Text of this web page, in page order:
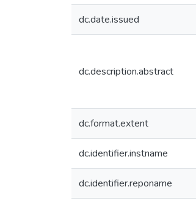
dc.date.issued
dc.description.abstract
dc.format.extent
dc.identifier.instname
dc.identifier.reponame